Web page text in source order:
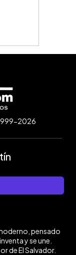
2026
pensado
y se une.
de El Salvador.